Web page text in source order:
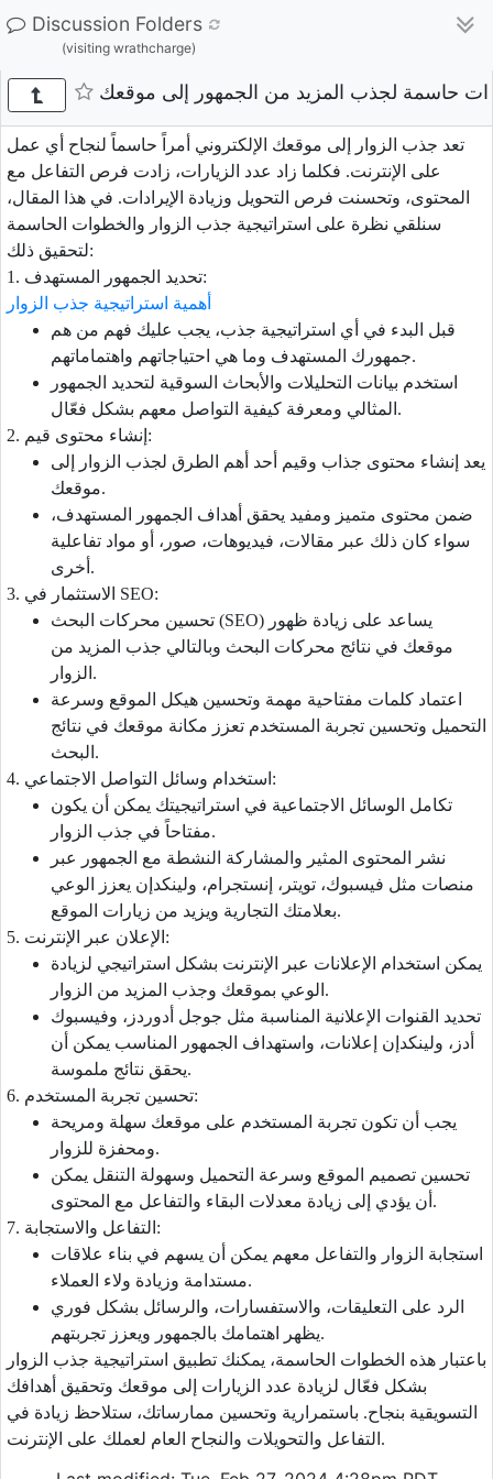
Discussion Folders
(visiting wrathcharge)
حاسمة لجذب المزيد من الجمهور إلى موقعك
تعد جذب الزوار إلى موقعك الإلكتروني أمراً حاسماً لنجاح أي عمل
على الإنترنت. فكلما زاد عدد الزيارات، زادت فرص التفاعل مع
المحتوى، وتحسنت فرص التحويل وزيادة الإيرادات. في هذا المقال،
سنلقي نظرة على استراتيجية جذب الزوار والخطوات الحاسمة
لتحقيق ذلك:
1. تحديد الجمهور المستهدف:
أهمية استراتيجية جذب الزوار
قبل البدء في أي استراتيجية جذب، يجب عليك فهم من هم
جمهورك المستهدف وما هي احتياجاتهم واهتماماتهم.
استخدم بيانات التحليلات والأبحاث السوقية لتحديد الجمهور
المثالي ومعرفة كيفية التواصل معهم بشكل فعّال.
2. إنشاء محتوى قيم:
يعد إنشاء محتوى جذاب وقيم أحد أهم الطرق لجذب الزوار إلى
موقعك.
ضمن محتوى متميز ومفيد يحقق أهداف الجمهور المستهدف،
سواء كان ذلك عبر مقالات، فيديوهات، صور، أو مواد تفاعلية
أخرى.
3. الاستثمار في SEO:
تحسين محركات البحث (SEO) يساعد على زيادة ظهور
موقعك في نتائج محركات البحث وبالتالي جذب المزيد من
الزوار.
اعتماد كلمات مفتاحية مهمة وتحسين هيكل الموقع وسرعة
التحميل وتحسين تجربة المستخدم تعزز مكانة موقعك في نتائج
البحث.
4. استخدام وسائل التواصل الاجتماعي:
تكامل الوسائل الاجتماعية في استراتيجيتك يمكن أن يكون
مفتاحاً في جذب الزوار.
نشر المحتوى المثير والمشاركة النشطة مع الجمهور عبر
منصات مثل فيسبوك، تويتر، إنستجرام، ولينكدإن يعزز الوعي
بعلامتك التجارية ويزيد من زيارات الموقع.
5. الإعلان عبر الإنترنت:
يمكن استخدام الإعلانات عبر الإنترنت بشكل استراتيجي لزيادة
الوعي بموقعك وجذب المزيد من الزوار.
تحديد القنوات الإعلانية المناسبة مثل جوجل أدوردز، وفيسبوك
أدز، ولينكدإن إعلانات، واستهداف الجمهور المناسب يمكن أن
يحقق نتائج ملموسة.
6. تحسين تجربة المستخدم:
يجب أن تكون تجربة المستخدم على موقعك سهلة ومريحة
ومحفزة للزوار.
تحسين تصميم الموقع وسرعة التحميل وسهولة التنقل يمكن
أن يؤدي إلى زيادة معدلات البقاء والتفاعل مع المحتوى.
7. التفاعل والاستجابة:
استجابة الزوار والتفاعل معهم يمكن أن يسهم في بناء علاقات
مستدامة وزيادة ولاء العملاء.
الرد على التعليقات، والاستفسارات، والرسائل بشكل فوري
يظهر اهتمامك بالجمهور ويعزز تجربتهم.
باعتبار هذه الخطوات الحاسمة، يمكنك تطبيق استراتيجية جذب الزوار
بشكل فعّال لزيادة عدد الزيارات إلى موقعك وتحقيق أهدافك
التسويقية بنجاح. باستمرارية وتحسين ممارساتك، ستلاحظ زيادة في
التفاعل والتحويلات والنجاح العام لعملك على الإنترنت.